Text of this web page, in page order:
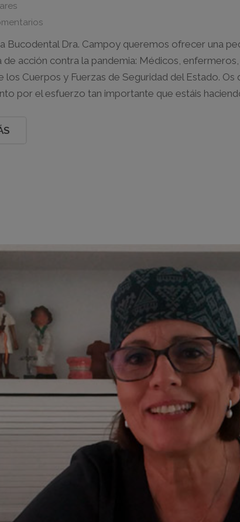
Bucodental Dra. Campoy queremos ofrecer una
de acción contra la pandemia: Médicos,
los Cuerpos y Fuerzas de Seguridad del Estado.
por el esfuerzo tan importante que estáis